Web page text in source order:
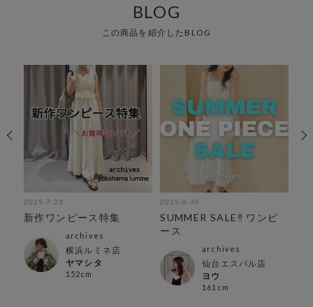
BLOG
この商品を紹介したBLOG
2025-7-23
新作ワンピース特集
archives
横浜ルミネ店
ヤマシタ
152cm
2025-6-30
SUMMER SALE‼︎ ワンピ
ース
archives
仙台エスパル店
ヨウ
161cm